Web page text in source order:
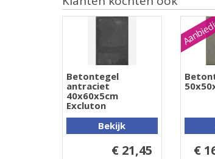
Betontegel
antraciet
40x60x5cm
Excluton
Bekijk
€ 21,45 €